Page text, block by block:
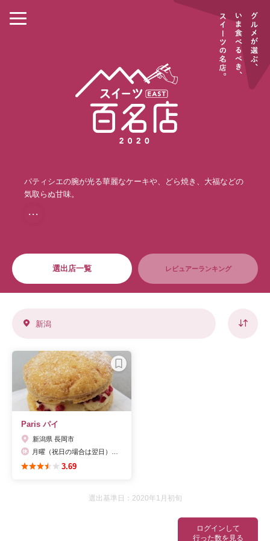
パティシエの腕が光る華麗なケーキや、どら焼き、大福などの
気取らぬ甘味。
・・・
選出店一覧 レビュアーランキング
ログインして
行った数を見る
新潟
Paris パイ
新潟県 長岡市
3.69
選出基準日：2020年1月初旬